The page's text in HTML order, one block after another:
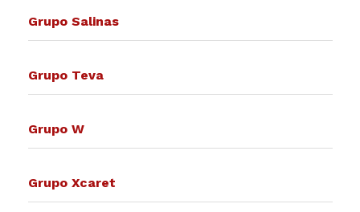
Grupo Salinas
Grupo Teva
Grupo W
Grupo Xcaret